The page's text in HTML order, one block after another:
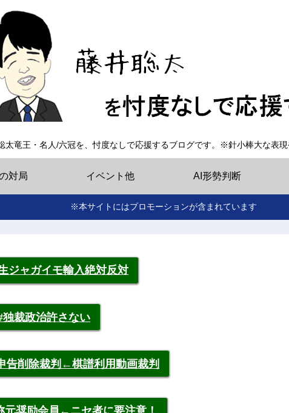
太竜王・名人/六冠を、忖度なしで応援するブログです。※針小棒大な表
対局 イベント他 AI形勢判断
※本サイトにはプロモーションが含まれています
ジャガイモ輸入絶対反対
独裁政治許さない
告削除裁判←棋譜利用動画裁判
奨励会員←ニセ者に要注意！